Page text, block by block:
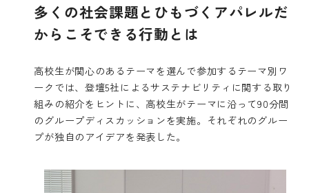
多くの社会課題とひもづくアパレルだ
からこそできる行動とは
高校生が関心のあるテーマを選んで参加するテーマ別ワ
ークでは、登壇5社によるサステナビリティに関する取り
組みの紹介をヒントに、高校生がテーマに沿って90分間
のグループディスカッションを実施。それぞれのグルー
プが独自のアイデアを発表した。